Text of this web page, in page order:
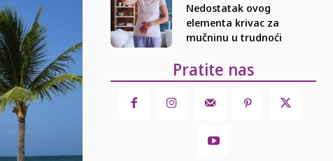
Nedostatak ovog
elementa krivac za
mučninu u trudnoći
Pratite nas